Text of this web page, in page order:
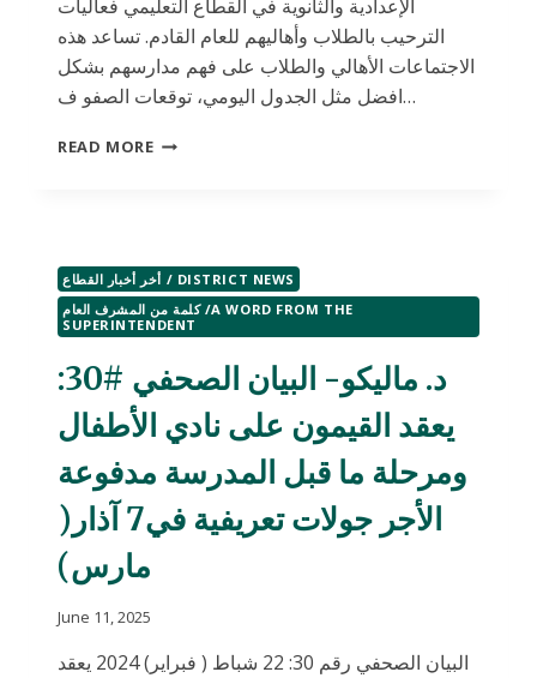
الإعدادية والثانوية في القطاع التعليمي فعاليات
الترحيب بالطلاب وأهاليهم للعام القادم. تساعد هذه
الاجتماعات الأهالي والطلاب على فهم مدارسهم بشكل
افضل مثل الجدول اليومي، توقعات الصفو ف…
READ MOREد.
تخطط
مدارس
المرحلتين
الإعدادية
للجولات
التعريفية
القادم
أخر أخبار القطاع / DISTRICT NEWS
كلمة من المشرف العام /A WORD FROM THE
SUPERINTENDENT
د. ماليكو- البيان الصحفي #30:
يعقد القيمون على نادي الأطفال
ومرحلة ما قبل المدرسة مدفوعة
الأجر جولات تعريفية في7 آذار(
مارس)
June 11, 2025
البيان الصحفي رقم 30: 22 شباط ( فبراير) 2024 يعقد